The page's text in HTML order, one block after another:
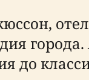
города.
до